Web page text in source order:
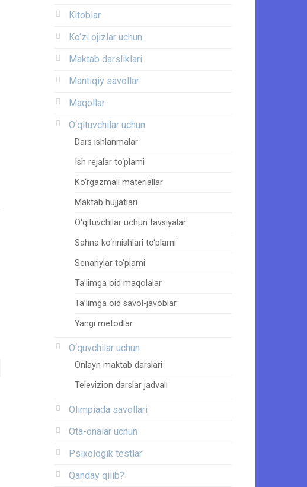
Kitoblar
Ko‘zi ojizlar uchun
Maktab darsliklari
Mantiqiy savollar
Maqollar
O‘qituvchilar uchun
Dars ishlanmalar
Ish rejalar to‘plami
Ko‘rgazmali materiallar
Maktab hujjatlari
O‘qituvchilar uchun tavsiyalar
Sahna ko‘rinishlari to‘plami
Senariylar to‘plami
Ta’limga oid maqolalar
Ta’limga oid savol-javoblar
Yangi metodlar
O‘quvchilar uchun
Onlayn maktab darslari
Televizion darslar jadvali
Olimpiada savollari
Ota-onalar uchun
Psixologik testlar
Qanday qilib?